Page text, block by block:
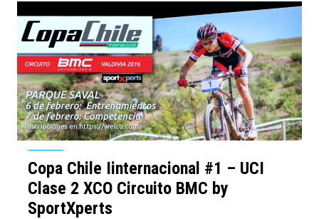
los corredores mas rápidos de Cross Country de
América del Norte, a […]
Copa Chile Iinternacional #1 – UCI
Clase 2 XCO Circuito BMC by
SportXperts